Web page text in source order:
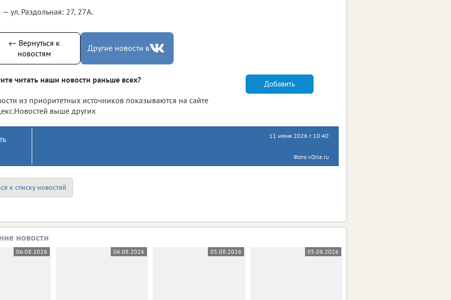
— ул. Раздольная: 27, 27А.
← Вернуться к
новостям
Другие новости в
читать наши новости раньше всех?
из приоритетных источников показываются на сайте
выше других
Добавить
11 июня 2026 г. 10:40
Фото vOrle.ru
к списку новостей
новости
06.08.2026 06.08.2026 05.08.2026 05.08.2026